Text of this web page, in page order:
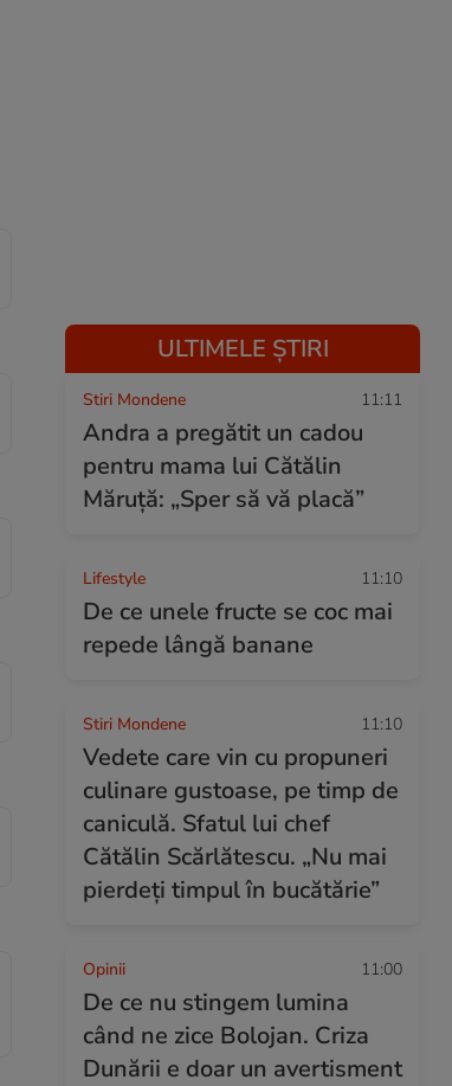
ULTIMELE ȘTIRI
Stiri Mondene 11:11
Andra a pregătit un cadou
pentru mama lui Cătălin
Măruță: „Sper să vă placă”
Lifestyle 11:10
De ce unele fructe se coc mai
repede lângă banane
Stiri Mondene 11:10
Vedete care vin cu propuneri
culinare gustoase, pe timp de
caniculă. Sfatul lui chef
Cătălin Scărlătescu. „Nu mai
pierdeți timpul în bucătărie”
Opinii 11:00
De ce nu stingem lumina
când ne zice Bolojan. Criza
Dunării e doar un avertisment